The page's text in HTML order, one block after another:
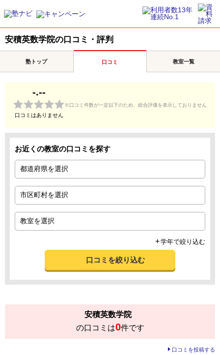
安積英数学院の口コミ・評判
塾トップ 口コミ 教室一覧
-.--
口コミはありません
※口コミ件数が一定以下のため、総合評価を表示しておりません
お近くの教室の口コミを探す
学年で絞り込む
口コミを絞り込む
安積英数学院
の口コミは0件です
口コミを投稿する